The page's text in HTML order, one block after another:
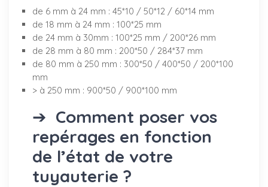
de 6 mm à 24 mm : 45*10 / 50*12 / 60*14 mm
de 18 mm à 24 mm : 100*25 mm
de 24 mm à 30mm : 100*25 mm / 200*26 mm
de 28 mm à 80 mm : 200*50 / 284*37 mm
de 80 mm à 250 mm : 300*50 / 400*50 / 200*100
mm
> à 250 mm : 900*50 / 900*100 mm
➔ Comment poser vos
repérages en fonction
de l’état de votre
tuyauterie ?